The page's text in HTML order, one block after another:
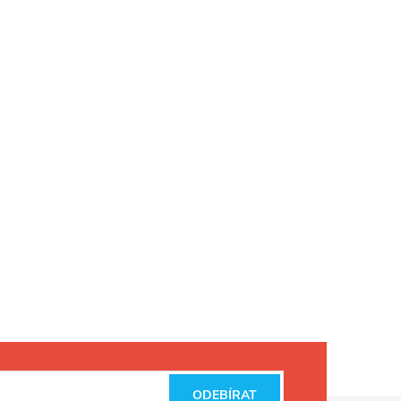
ODEBÍRAT